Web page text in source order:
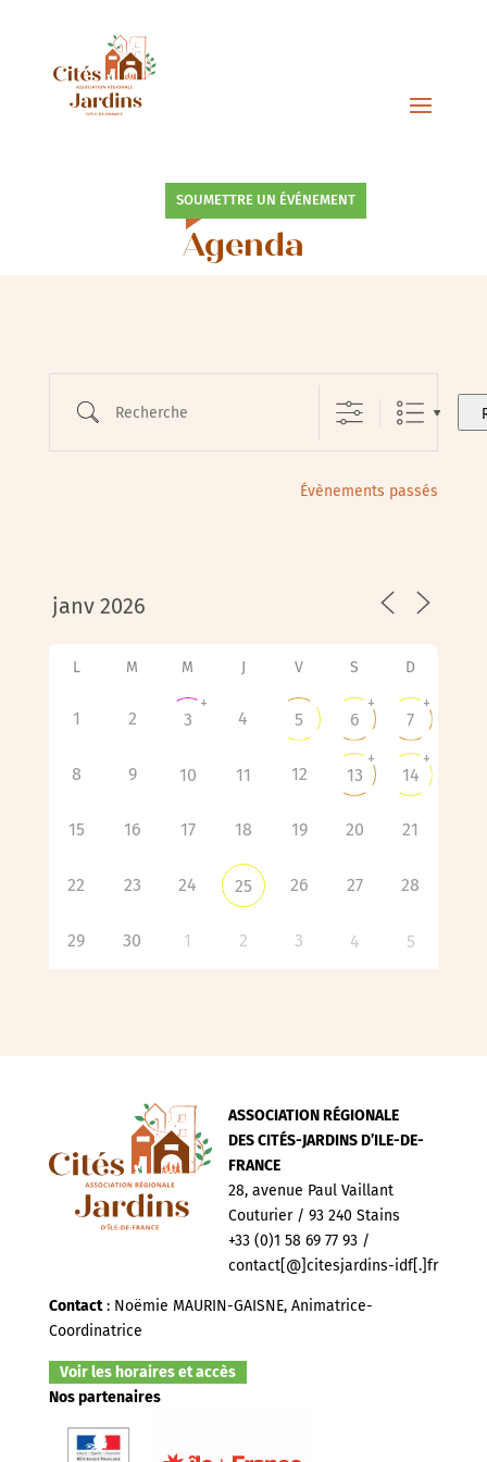
SOUMETTRE UN ÉVÉNEMENT
Agenda
Évènements passés
L M M J V S D
1 2 3
+
4 5 6
+
7
+
8 9 10 11 12 13
+
14
+
15 16 17 18 19 20 21
22 23 24 25 26 27 28
29 30 1 2 3 4 5
ASSOCIATION RÉGIONALE
DES CITÉS-JARDINS D’ILE-DE-
FRANCE
28, avenue Paul Vaillant
Couturier / 93 240 Stains
+33 (0)1 58 69 77 93 /
contact[@]citesjardins-idf[.]fr
Contact: Noëmie MAURIN-GAISNE, Animatrice-
Coordinatrice
Voir les horaires et accès
Nos partenaires